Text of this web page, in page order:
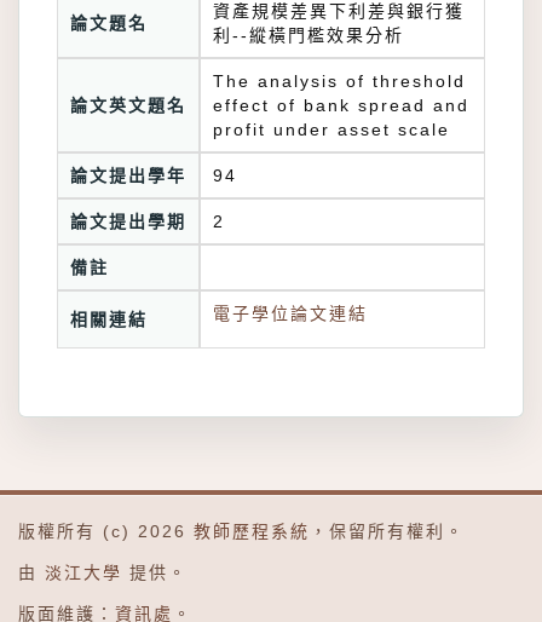
論文題名
資產規模差異下利差與銀行獲
利--縱橫門檻效果分析
論文英文題名
The analysis of threshold
effect of bank spread and
profit under asset scale
論文提出學年 94
論文提出學期 2
備註
相關連結 電子學位論文連結
版權所有 (c) 2026 教師歷程系統 ，保留所有權利。
由 淡江大學 提供。
版面維護： 資訊處 。